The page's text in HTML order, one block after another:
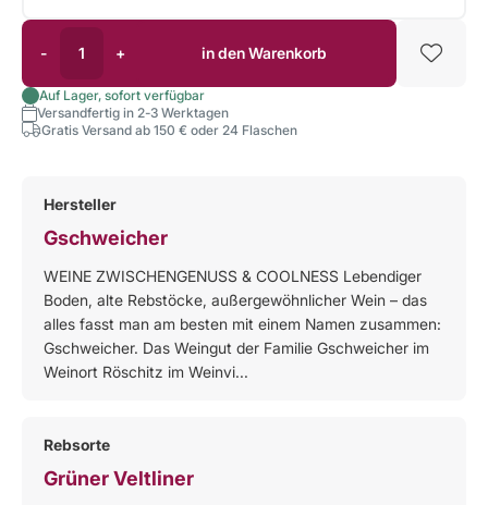
- + in den Warenkorb
Auf Lager, sofort verfügbar
Versandfertig in 2-3 Werktagen
Gratis Versand ab 150 € oder 24 Flaschen
Hersteller
Gschweicher
WEINE ZWISCHENGENUSS & COOLNESS Lebendiger
Boden, alte Rebstöcke, außergewöhnlicher Wein – das
alles fasst man am besten mit einem Namen zusammen:
Gschweicher. Das Weingut der Familie Gschweicher im
Weinort Röschitz im Weinvi...
Rebsorte
Grüner Veltliner